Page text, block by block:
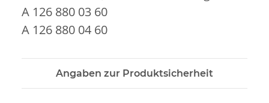
A 126 880 03 60
A 126 880 04 60
Angaben zur Produktsicherheit